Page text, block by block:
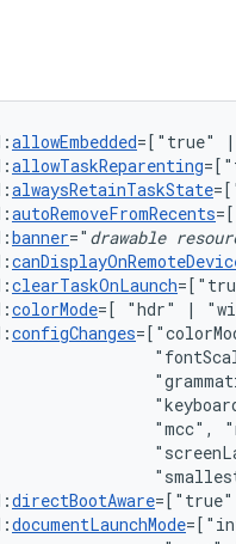
allowEmbedded=["true" |
allowTaskReparenting
alwaysRetainTaskState
autoRemoveFromRecents
banner=" drawable
clearTaskOnLaunch
colorMode=[ "hdr" |
configChanges
"mcc",
directBootAware=["true"
documentLaunchMode